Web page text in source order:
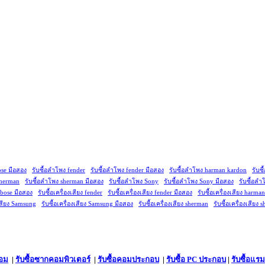
มือสอง รับซื้อลำโพง fender รับซื้อลำโพง fender มือสอง รับซื้อลำโพง harman kardon
รับซื้
รับซื้อลำโพง sherman มือสอง รับซื้อลำโพง Sony รับซื้อลำโพง Sony มือสอง
รับซื้อลำ
มือสอง
รับซื้อเครื่องเสียง fender รับซื้อเครื่องเสียง fender มือสอง
รับซื้อเครื่องเสียง
ง Samsung
รับซื้อเครื่องเสียง Samsung มือสอง รับซื้อเครื่องเสียง sherman รับซื้อเครื่องเสียง
ม | รับซื้อซากคอมพิวเตอร์| รับซื้อคอมประกอบ | รับซื้อ PC ประกอบ | รับซื้อแรม